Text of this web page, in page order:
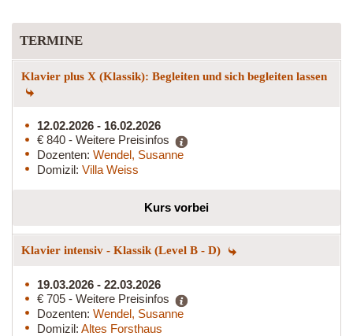
TERMINE
Klavier plus X (Klassik): Begleiten und sich begleiten lassen
12.02.2026 - 16.02.2026
€ 840 - Weitere Preisinfos
Dozenten: Wendel, Susanne
Domizil: Villa Weiss
Kurs vorbei
Klavier intensiv - Klassik (Level B - D)
19.03.2026 - 22.03.2026
€ 705 - Weitere Preisinfos
Dozenten: Wendel, Susanne
Domizil: Altes Forsthaus